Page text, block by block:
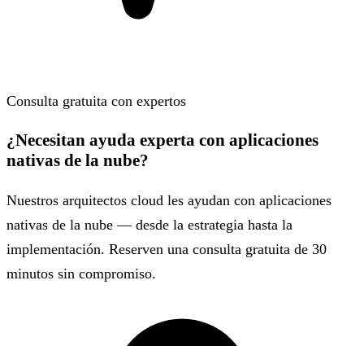
Consulta gratuita con expertos
¿Necesitan ayuda experta con aplicaciones
nativas de la nube?
Nuestros arquitectos cloud les ayudan con aplicaciones
nativas de la nube — desde la estrategia hasta la
implementación. Reserven una consulta gratuita de 30
minutos sin compromiso.